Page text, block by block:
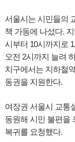
서울시는 시민들의
책 가동에 나섰다.
시부터 10시까지로
오전 2시까지 늘려
치구에서는 지하철
동권을 지원한다.
여장권 서울시 교통
동원해 시민 불편을
복귀를 요청했다.